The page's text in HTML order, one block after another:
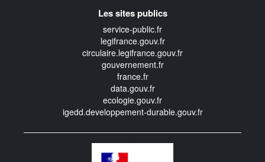
Les sites publics
service-public.fr
legifrance.gouv.fr
circulaire.legifrance.gouv.fr
gouvernement.fr
france.fr
data.gouv.fr
ecologie.gouv.fr
igedd.developpement-durable.gouv.fr